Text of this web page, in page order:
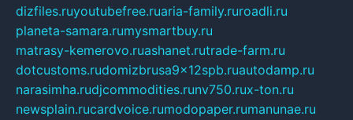
dizfiles.ruyoutubefree.ruaria-family.ruroadli.ru
planeta-samara.rumysmartbuy.ru
matrasy-kemerovo.ruashanet.rutrade-farm.ru
dotcustoms.rudomizbrusa9x12spb.ruautodamp.ru
narasimha.rudjcommodities.runv750.rux-ton.ru
newsplain.rucardvoice.rumodopaper.rumanunae.ru